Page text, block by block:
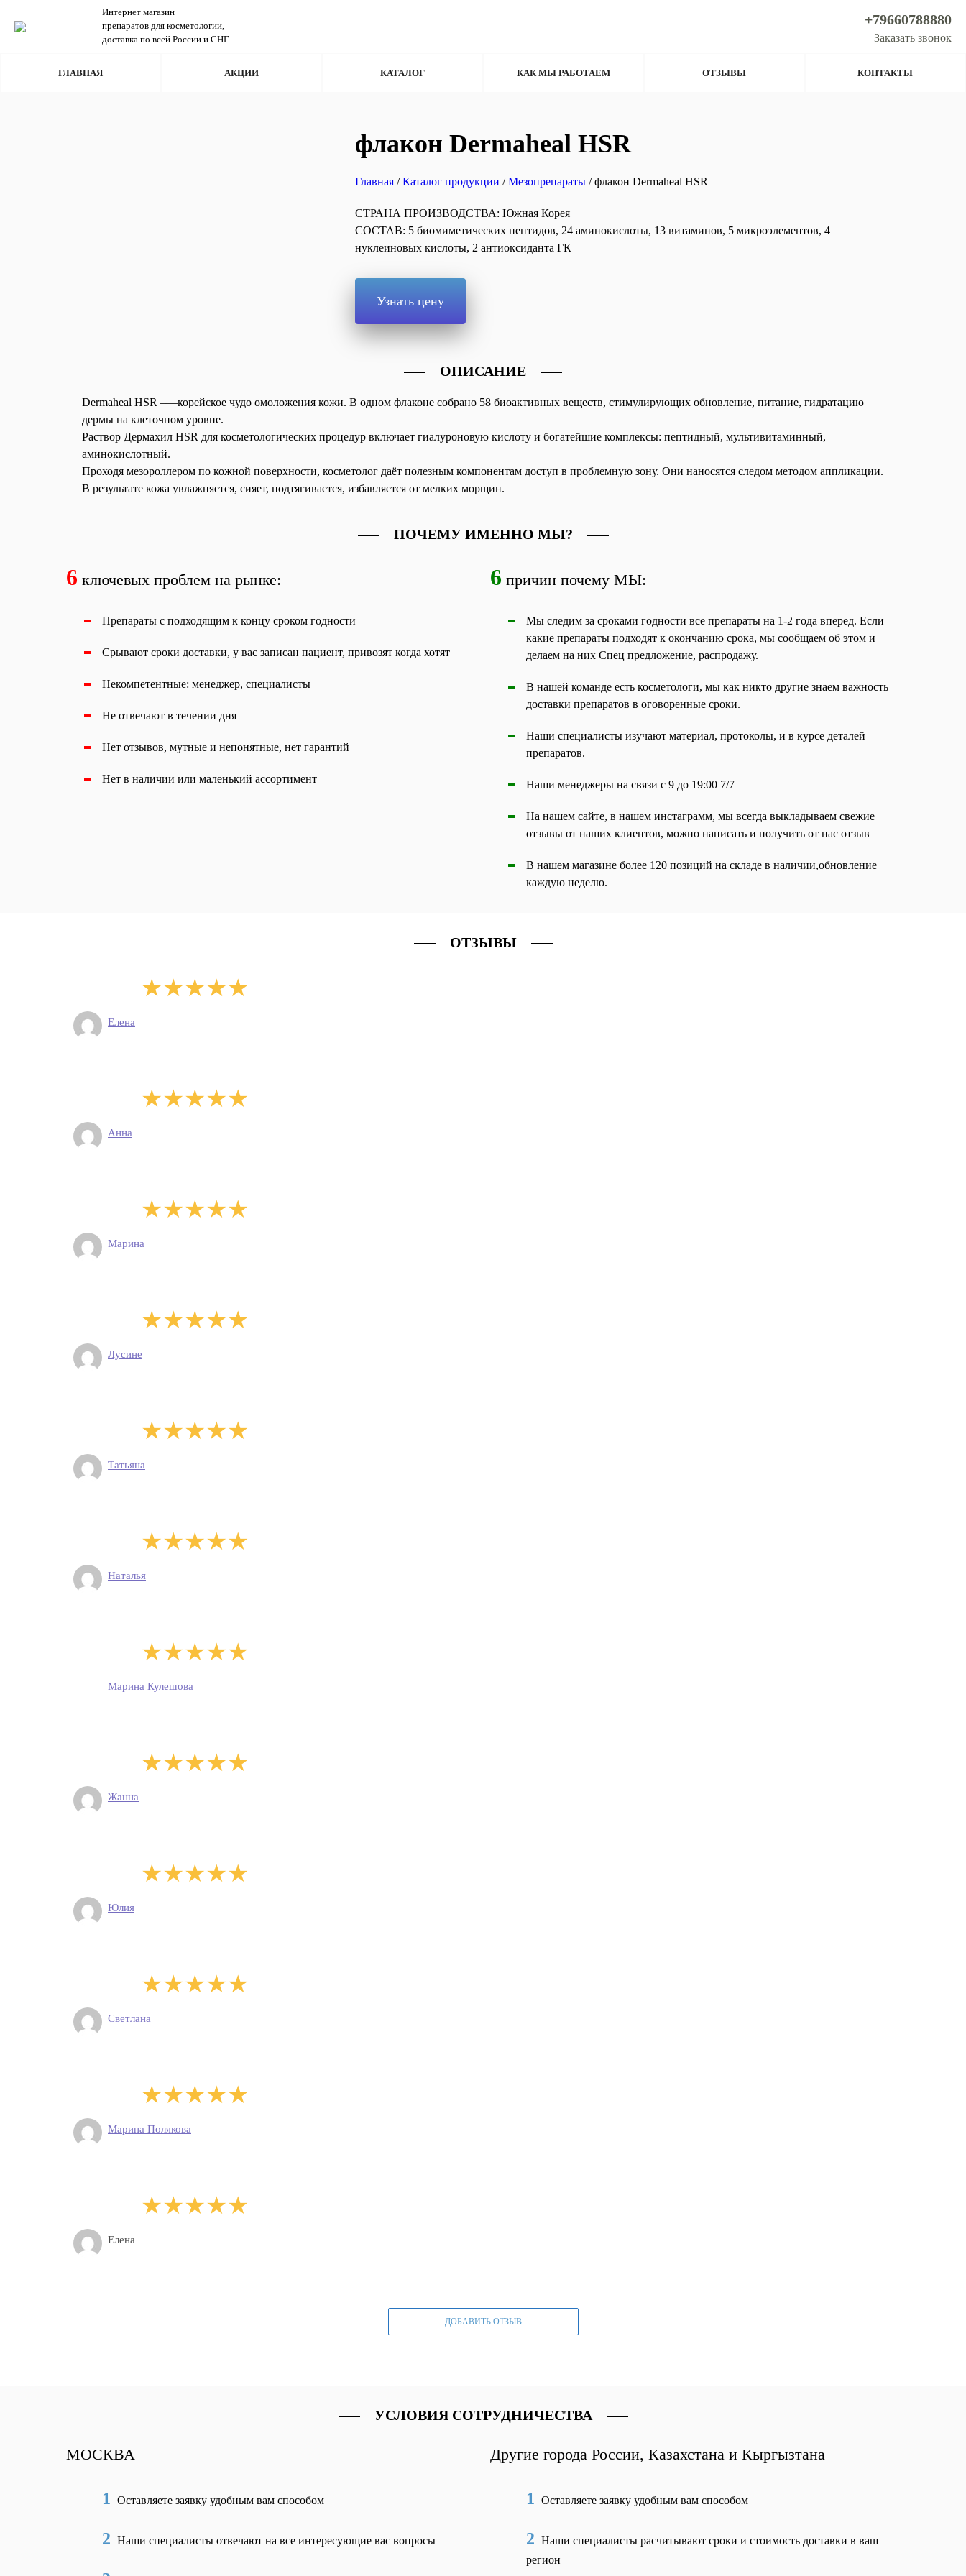
Интернет магазин
препаратов для косметологии,
доставка по всей России и СНГ
+79660788880
Заказать звонок
ГЛАВНАЯ АКЦИИ КАТАЛОГ КАК МЫ РАБОТАЕМ ОТЗЫВЫ КОНТАКТЫ
флакон Dermaheal HSR
Главная /Каталог продукции /Мезопрепараты / флакон Dermaheal HSR
СТРАНА ПРОИЗВОДСТВА: Южная Корея
СОСТАВ: 5 биомиметических пептидов, 24 аминокислоты, 13 витаминов, 5 микроэлементов, 4
нуклеиновых кислоты, 2 антиоксиданта ГК
Узнать цену
ОПИСАНИЕ
Dermaheal HSR –—корейское чудо омоложения кожи. В одном флаконе собрано 58 биоактивных веществ, стимулирующих обновление, питание, гидратацию
дермы на клеточном уровне.
Раствор Дермахил HSR для косметологических процедур включает гиалуроновую кислоту и богатейшие комплексы: пептидный, мультивитаминный,
аминокислотный.
Проходя мезороллером по кожной поверхности, косметолог даёт полезным компонентам доступ в проблемную зону. Они наносятся следом методом аппликации.
В результате кожа увлажняется, сияет, подтягивается, избавляется от мелких морщин.
ПОЧЕМУ ИМЕННО МЫ?
6 ключевых проблем на рынке:
Препараты с подходящим к концу сроком годности
Срывают сроки доставки, у вас записан пациент, привозят когда хотят
Некомпетентные: менеджер, специалисты
Не отвечают в течении дня
Нет отзывов, мутные и непонятные, нет гарантий
Нет в наличии или маленький ассортимент
6 причин почему МЫ:
Мы следим за сроками годности все препараты на 1-2 года вперед. Если
какие препараты подходят к окончанию срока, мы сообщаем об этом и
делаем на них Спец предложение, распродажу.
В нашей команде есть косметологи, мы как никто другие знаем важность
доставки препаратов в оговоренные сроки.
Наши специалисты изучают материал, протоколы, и в курсе деталей
препаратов.
Наши менеджеры на связи с 9 до 19:00 7/7
На нашем сайте, в нашем инстаграмм, мы всегда выкладываем свежие
отзывы от наших клиентов, можно написать и получить от нас отзыв
В нашем магазине более 120 позиций на складе в наличии,обновление
каждую неделю.
ОТЗЫВЫ
Елена
Анна
Марина
Лусине
Татьяна
Наталья
Марина Кулешова
Жанна
Юлия
Светлана
Марина Полякова
Елена
ДОБАВИТЬ ОТЗЫВ
УСЛОВИЯ СОТРУДНИЧЕСТВА
МОСКВА
1 Оставляете заявку удобным вам способом
2 Наши специалисты отвечают на все интересующие вас вопросы
Другие города России, Казахстана и Кыргызтана
1 Оставляете заявку удобным вам способом
2 Наши специалисты расчитывают сроки и стоимость доставки в ваш
регион